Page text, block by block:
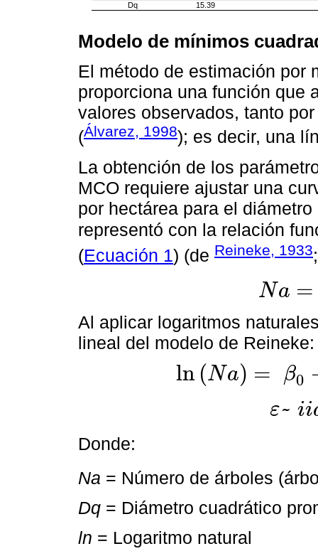
Dq
15.39
Modelo de mínimos
El método de estimación por
proporciona una función que
valores observados, tanto
(Álvarez, 1998); es decir, una
La obtención de los
MCO requiere ajustar una
por hectárea para el
representó con la relación
(Ecuación 1) (de Reineke, 1933
Na =
N a= β0 Dqβ1
Al aplicar logaritmos
lineal del modelo de Reineke:
ln (Na) = β0
lnNa = β0 + β1lnD q+ ε
ε~ ii
ε~ iid N (0,
Donde:
Na = Número de árboles
Dq = Diámetro cuadrático
ln = Logaritmo natural